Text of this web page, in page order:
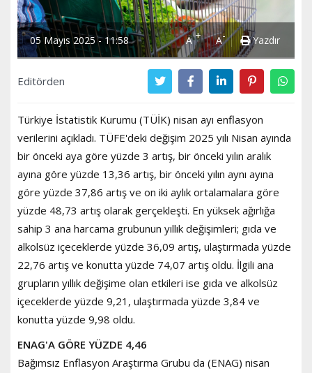
05 Mayıs 2025 - 11:58 A+ A- Yazdır
Editörden
Türkiye İstatistik Kurumu (TÜİK) nisan ayı enflasyon
verilerini açıkladı. TÜFE'deki değişim 2025 yılı Nisan ayında
bir önceki aya göre yüzde 3 artış, bir önceki yılın aralık
ayına göre yüzde 13,36 artış, bir önceki yılın aynı ayına
göre yüzde 37,86 artış ve on iki aylık ortalamalara göre
yüzde 48,73 artış olarak gerçekleşti. En yüksek ağırlığa
sahip 3 ana harcama grubunun yıllık değişimleri; gıda ve
alkolsüz içeceklerde yüzde 36,09 artış, ulaştırmada yüzde
22,76 artış ve konutta yüzde 74,07 artış oldu. İlgili ana
grupların yıllık değişime olan etkileri ise gıda ve alkolsüz
içeceklerde yüzde 9,21, ulaştırmada yüzde 3,84 ve
konutta yüzde 9,98 oldu.
ENAG'A GÖRE YÜZDE 4,46
Bağımsız Enflasyon Araştırma Grubu da (ENAG) nisan